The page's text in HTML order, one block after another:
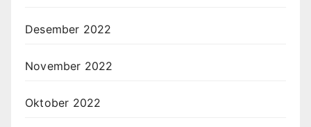
Desember 2022
November 2022
Oktober 2022